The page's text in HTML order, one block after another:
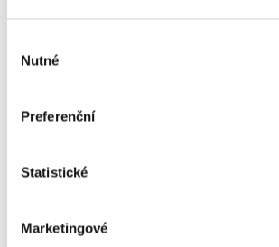
souhlasu
Nutné
Preferenční
Statistické
Marketingové
Other
93% of students rate NEWTON
extracurricular activities as very
be there too! Send me news,
lectures and events.